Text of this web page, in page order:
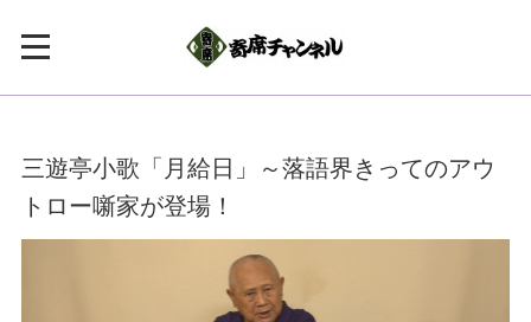
三遊亭小歌「月給日」～落語界きってのアウ
トロー噺家が登場！